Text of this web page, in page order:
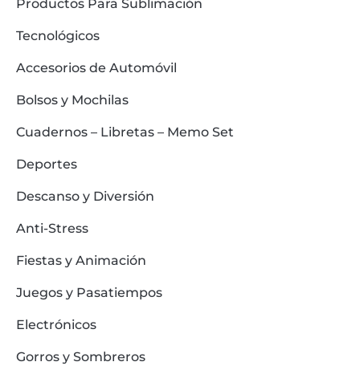
Productos Para Sublimación
Tecnológicos
Accesorios de Automóvil
Bolsos y Mochilas
Cuadernos – Libretas – Memo Set
Deportes
Descanso y Diversión
Anti-Stress
Fiestas y Animación
Juegos y Pasatiempos
Electrónicos
Gorros y Sombreros